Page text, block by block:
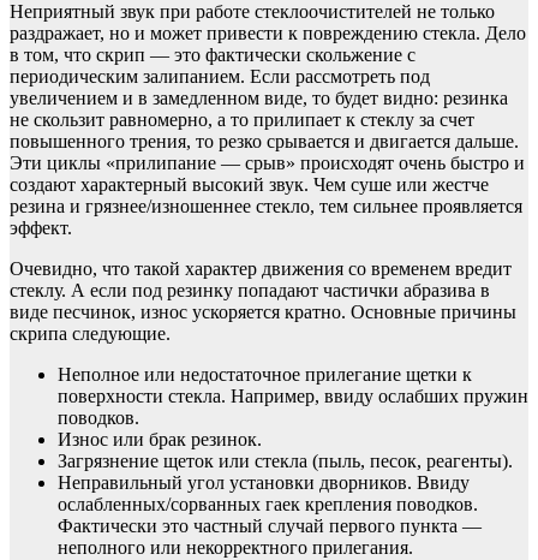
Неприятный звук при работе стеклоочистителей не только
раздражает, но и может привести к повреждению стекла. Дело
в том, что скрип — это фактически скольжение с
периодическим залипанием. Если рассмотреть под
увеличением и в замедленном виде, то будет видно: резинка
не скользит равномерно, а то прилипает к стеклу за счет
повышенного трения, то резко срывается и двигается дальше.
Эти циклы «прилипание — срыв» происходят очень быстро и
создают характерный высокий звук. Чем суше или жестче
резина и грязнее/изношеннее стекло, тем сильнее проявляется
эффект.
Очевидно, что такой характер движения со временем вредит
стеклу. А если под резинку попадают частички абразива в
виде песчинок, износ ускоряется кратно. Основные причины
скрипа следующие.
Неполное или недостаточное прилегание щетки к
поверхности стекла. Например, ввиду ослабших пружин
поводков.
Износ или брак резинок.
Загрязнение щеток или стекла (пыль, песок, реагенты).
Неправильный угол установки дворников. Ввиду
ослабленных/сорванных гаек крепления поводков.
Фактически это частный случай первого пункта —
неполного или некорректного прилегания.